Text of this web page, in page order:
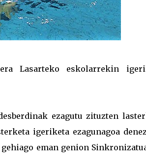
Lasarteko eskolarrekin
ezagutu zituzten
igeriketa ezagunagoa
eman genion